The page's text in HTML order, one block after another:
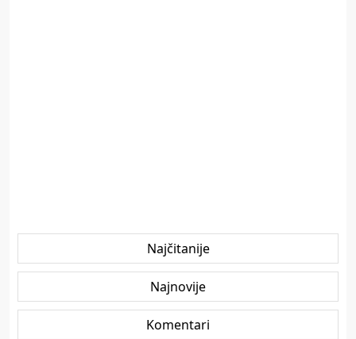
Najčitanije
Najnovije
Komentari